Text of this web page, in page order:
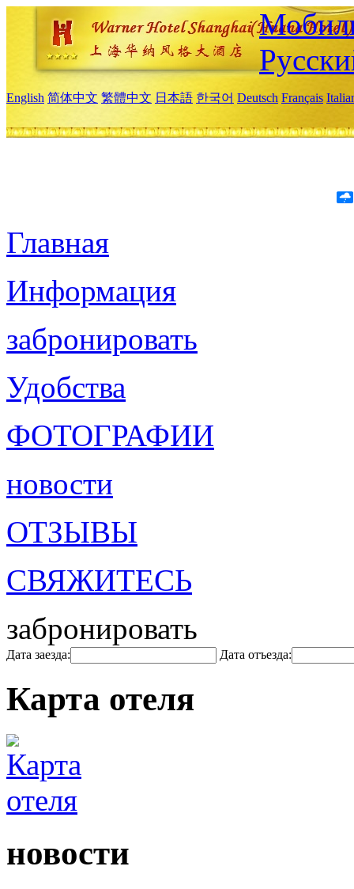
English 简体中文 繁體中文 日本語 한국어 Deutsch Français
Главная
Информация
забронировать
Удобства
ФОТОГРАФИИ
новости
ОТЗЫВЫ
СВЯЖИТЕСЬ
забронировать
Дата заезда: Дата отъезда:
Карта отеля
новости